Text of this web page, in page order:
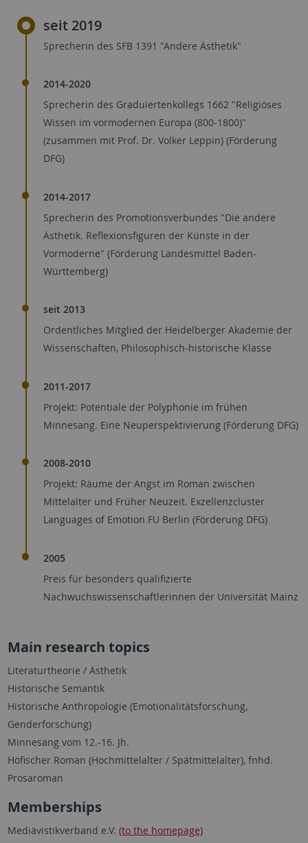
seit 2019
Sprecherin des SFB 1391 "Andere Ästhetik"
2014-2020
Sprecherin des Graduiertenkollegs 1662 "Religiöses
Wissen im vormodernen Europa (800-1800)"
(zusammen mit Prof. Dr. Volker Leppin) (Förderung
DFG)
2014-2017
Sprecherin des Promotionsverbundes "Die andere
Ästhetik. Reflexionsfiguren der Künste in der
Vormoderne" (Förderung Landesmittel Baden-
Württemberg)
seit 2013
Ordentliches Mitglied der Heidelberger Akademie der
Wissenschaften, Philosophisch-historische Klasse
2011-2017
Projekt: Potentiale der Polyphonie im frühen
Minnesang. Eine Neuperspektivierung (Förderung DFG)
2008-2010
Projekt: Räume der Angst im Roman zwischen
Mittelalter und Früher Neuzeit. Exzellenzcluster
Languages of Emotion FU Berlin (Förderung DFG)
2005
Preis für besonders qualifizierte
Nachwuchswissenschaftlerinnen der Universität Mainz
Main research topics
Literaturtheorie / Ästhetik
Historische Semantik
Historische Anthropologie (Emotionalitätsforschung,
Genderforschung)
Minnesang vom 12.-16. Jh.
Höfischer Roman (Hochmittelalter / Spätmittelalter), fnhd.
Prosaroman
Memberships
Mediävistikverband e.V. (to the homepage)